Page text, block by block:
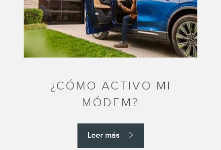
¿CÓMO ACTIVO MI
MÓDEM?
Leer más